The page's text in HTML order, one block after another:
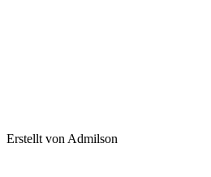
Erstellt von Admilson